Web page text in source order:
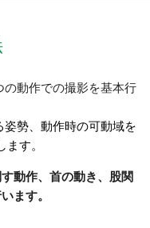
動作での撮影を基本行
勢、動作時の可動域を
す。
動作、首の動き、股関
ます。